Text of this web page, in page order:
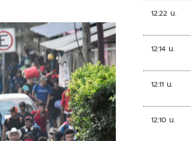
12:22 น.
12:14 น.
12:11 น.
12:10 น.